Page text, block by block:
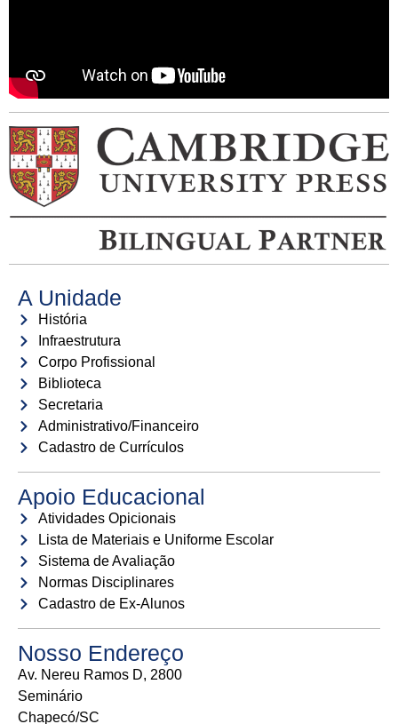
A Unidade
História
Infraestrutura
Corpo Profissional
Biblioteca
Secretaria
Administrativo/Financeiro
Cadastro de Currículos
Apoio Educacional
Atividades Opicionais
Lista de Materiais e Uniforme Escolar
Sistema de Avaliação
Normas Disciplinares
Cadastro de Ex-Alunos
Nosso Endereço
Av. Nereu Ramos D, 2800
Seminário
Chapecó/SC